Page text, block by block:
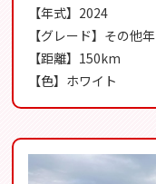
【年式】2024
【グレード】その他年
【距離】150km
【色】ホワイト